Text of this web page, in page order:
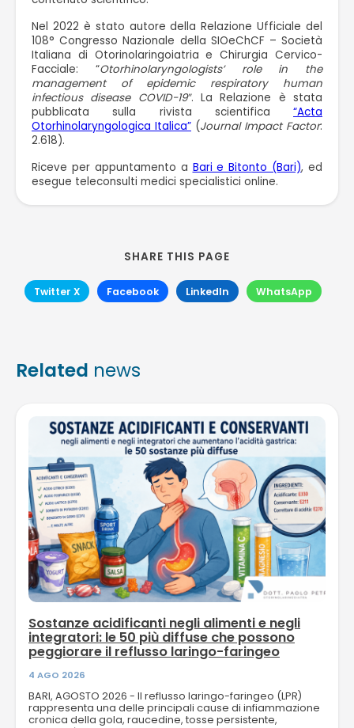
Nel 2022 è stato autore della Relazione Ufficiale del
108° Congresso Nazionale della SIOeChCF – Società
Italiana di Otorinolaringoiatria e Chirurgia Cervico-
Facciale: “Otorhinolaryngologists’ role in the
management of epidemic respiratory human
infectious disease COVID-19″. La Relazione è stata
pubblicata sulla rivista scientifica “Acta
Otorhinolaryngologica Italica” (Journal Impact Factor:
2.618).
Riceve per appuntamento a Bari e Bitonto (Bari), ed
esegue teleconsulti medici specialistici online.
SHARE THIS PAGE
Twitter X Facebook LinkedIn WhatsApp
Related news
Sostanze acidificanti negli alimenti e negli
integratori: le 50 più diffuse che possono
peggiorare il reflusso laringo-faringeo
4 AGO 2026
BARI, AGOSTO 2026 - Il reflusso laringo-faringeo (LPR)
rappresenta una delle principali cause di infiammazione
cronica della gola, raucedine, tosse persistente,